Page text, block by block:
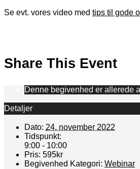
Se evt. vores video med tips til gode
Share This Event
Denne begivenhed er allerede
Detaljer
Dato: 24. november 2022
Tidspunkt:
9:00 - 10:00
Pris: 595kr
Begivenhed Kategori: Webinar